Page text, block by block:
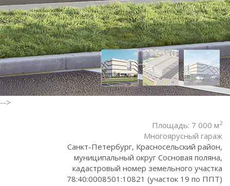
-->
Площадь: 7 000 м2
Многоярусный гараж
Санкт-Петербург, Красносельский район,
муниципальный округ Сосновая поляна,
кадастровый номер земельного участка
78:40:0008501:10821 (участок 19 по ППТ)